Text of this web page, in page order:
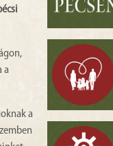
a
a